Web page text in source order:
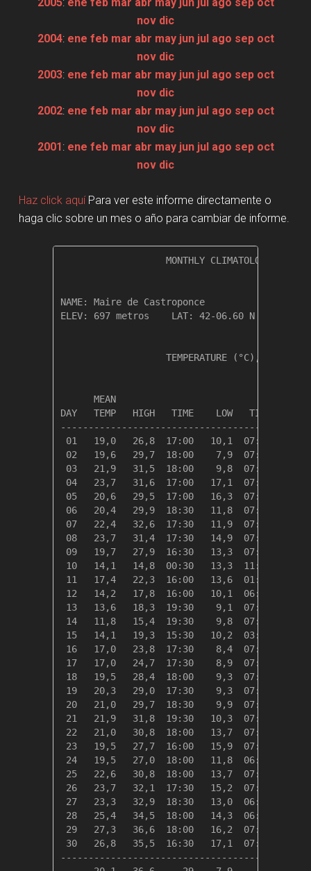
nov dic
2004: ene feb mar abr may jun jul ago sep oct
nov dic
2003: ene feb mar abr may jun jul ago sep oct
nov dic
2002: ene feb mar abr may jun jul ago sep oct
nov dic
2001: ene feb mar abr may jun jul ago sep oct
nov dic
Haz click aquíPara ver este informe directamente o
haga clic sobre un mes o año para cambiar de informe.
MONTHLY CLIMATOLOGICAL
NAME: Maire de Castroponce
ELEV: 697 metros    LAT: 42-06.60 N    LONG:
TEMPERATURE (°C), RAIN
MEAN
DAY   TEMP   HIGH   TIME    LOW   TIME
01   19,0   26,8  17:00   10,1  07:00
02   19,6   29,7  18:00    7,9  07:30
03   21,9   31,5  18:00    9,8  07:30
04   23,7   31,6  17:00   17,1  07:00
05   20,6   29,5  17:00   16,3  07:30
06   20,4   29,9  18:30   11,8  07:30
07   22,4   32,6  17:30   11,9  07:30
08   23,7   31,4  17:30   14,9  07:00
09   19,7   27,9  16:30   13,3  07:00
10   14,1   14,8  00:30   13,3  11:00
11   17,4   22,3  16:00   13,6  01:30
12   14,2   17,8  16:00   10,1  06:00
13   13,6   18,3  19:30    9,1  07:30
14   11,8   15,4  19:30    9,8  07:00
15   14,1   19,3  15:30   10,2  03:00
16   17,0   23,8  17:30    8,4  07:30
17   17,0   24,7  17:30    8,9  07:30
18   19,5   28,4  18:00    9,3  07:00
19   20,3   29,0  17:30    9,3  07:30
20   21,0   29,7  18:30    9,9  07:30
21   21,9   31,8  19:30   10,3  07:30
22   21,0   30,8  18:00   13,7  07:30
23   19,5   27,7  16:00   15,9  07:30
24   19,5   27,0  18:00   11,8  06:30
25   22,6   30,8  18:00   13,7  07:00
26   23,7   32,1  17:30   15,2  07:00
27   23,3   32,9  18:30   13,0  06:30
28   25,4   34,5  18:00   14,3  06:30
29   27,3   36,6  18:00   16,2  07:00
30   26,8   35,5  16:30   17,1  07:00